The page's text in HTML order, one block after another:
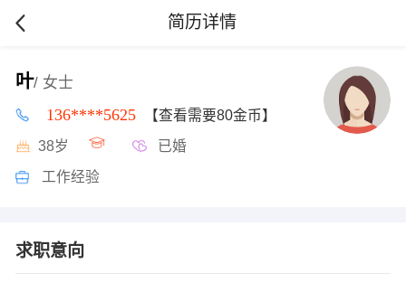
简历详情
叶/ 女士
136****5625 【查看需要80金币】
38岁 已婚
工作经验
求职意向